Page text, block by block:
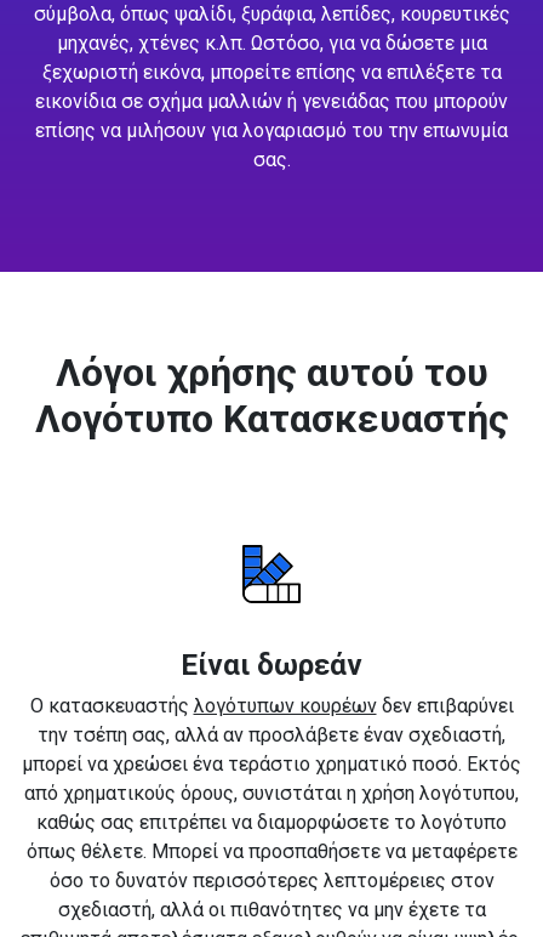
σύμβολα, όπως ψαλίδι, ξυράφια, λεπίδες, κουρευτικές
μηχανές, χτένες κ.λπ. Ωστόσο, για να δώσετε μια
ξεχωριστή εικόνα, μπορείτε επίσης να επιλέξετε τα
εικονίδια σε σχήμα μαλλιών ή γενειάδας που μπορούν
επίσης να μιλήσουν για λογαριασμό του την επωνυμία
σας.
Λόγοι χρήσης αυτού του
Λογότυπο Κατασκευαστής
Είναι δωρεάν
Ο κατασκευαστής λογότυπων κουρέωνδεν επιβαρύνει
την τσέπη σας, αλλά αν προσλάβετε έναν σχεδιαστή,
μπορεί να χρεώσει ένα τεράστιο χρηματικό ποσό. Εκτός
από χρηματικούς όρους, συνιστάται η χρήση λογότυπου,
καθώς σας επιτρέπει να διαμορφώσετε το λογότυπο
όπως θέλετε. Μπορεί να προσπαθήσετε να μεταφέρετε
όσο το δυνατόν περισσότερες λεπτομέρειες στον
σχεδιαστή, αλλά οι πιθανότητες να μην έχετε τα